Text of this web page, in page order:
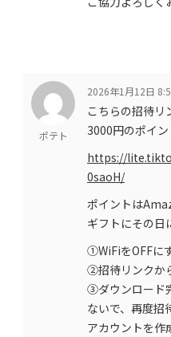
ポテト
2026年1月12日
こちらの招待
3000円のポイ
https://
0saoH/
ポイントは
ギフトにその日
①WiFiをOFFに
②招待リンクか
③ダウンロード
ないで、再度招
アカウントを作